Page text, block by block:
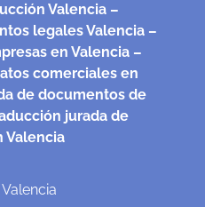
Valencia –
legales Valencia –
en Valencia –
comerciales en
de documentos de
jurada de
Valencia